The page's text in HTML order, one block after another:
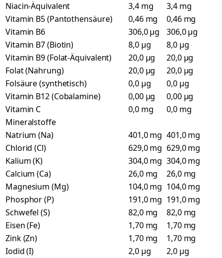
Niacin-Äquivalent
3,4 mg
3,4 mg
Vitamin B5 (Pantothensäure)
0,46 mg
0,46 mg
Vitamin B6
306,0 µg
306,0 µg
Vitamin B7 (Biotin)
8,0 µg
8,0 µg
Vitamin B9 (Folat-Äquivalent)
20,0 µg
20,0 µg
Folat (Nahrung)
20,0 µg
20,0 µg
Folsäure (synthetisch)
0,0 µg
0,0 µg
Vitamin B12 (Cobalamine)
0,00 µg
0,00 µg
Vitamin C
0,0 mg
0,0 mg
Mineralstoffe
Natrium (Na)
401,0 mg 401,0 mg
Chlorid (Cl)
629,0 mg 629,0 mg
Kalium (K)
304,0 mg 304,0 mg
Calcium (Ca)
26,0 mg
26,0 mg
Magnesium (Mg)
104,0 mg 104,0 mg
Phosphor (P)
191,0 mg 191,0 mg
Schwefel (S)
82,0 mg
82,0 mg
Eisen (Fe)
1,70 mg
1,70 mg
Zink (Zn)
1,70 mg
1,70 mg
Iodid (I)
2,0 µg
2,0 µg